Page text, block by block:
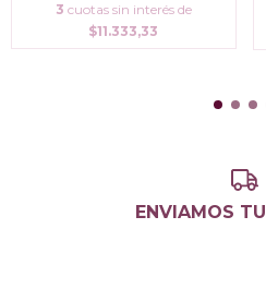
3 cuotas sin interés de
$11.333,33
ENVIAMOS